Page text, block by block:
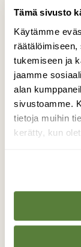
Tämä sivusto
Käytämme
tukemiseen ja
jaamme
alan
sivustoamme.
tietoja muihin
kerätty, kun